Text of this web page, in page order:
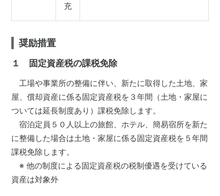
充
奨励措置
１ 固定資産税の課税免除
工場や事業所の整備に伴い、新たに取得した土地、家
屋、償却資産に係る固定資産税を３年間（土地・家屋に
ついては延長制度あり）課税免除します。
宿泊定員５０人以上の旅館、ホテル、簡易宿所を新た
に整備した場合は土地・家屋に係る固定資産税を５年間
課税免除します。
※ 他の制度による固定資産税の税制優遇を受けている
資産は対象外